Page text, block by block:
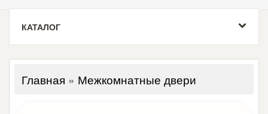
КАТАЛОГ
Главная » Межкомнатные двери